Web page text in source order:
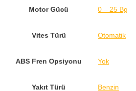
Motor Gücü 0 – 25 Bg
Vites Türü Otomatik
ABS Fren Opsiyonu Yok
Yakıt Türü Benzin